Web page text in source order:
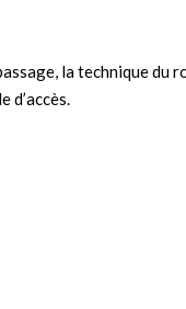
la technique du
d’accès.